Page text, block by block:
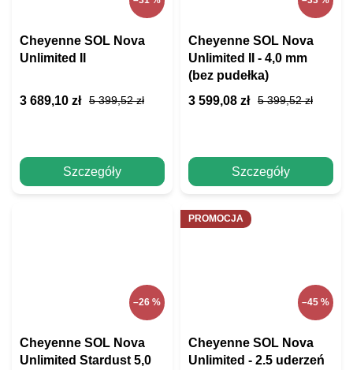
Cheyenne SOL Nova
Unlimited II
5 399,52 zł
3 689,10 zł
Szczegóły
Cheyenne SOL Nova
Unlimited II - 4,0 mm
(bez pudełka)
5 399,52 zł
3 599,08 zł
Szczegóły
–26 %
Cheyenne SOL Nova
Unlimited Stardust 5,0
PROMOCJA
–45 %
Cheyenne SOL Nova
Unlimited - 2.5 uderzeń